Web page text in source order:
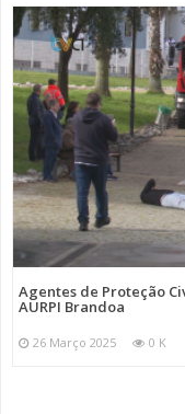
Agentes de Proteção
AURPI Brandoa
26 Março 2025 0 K